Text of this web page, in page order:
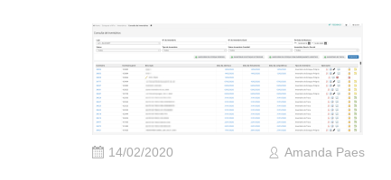
14/02/2020 Amanda Paes